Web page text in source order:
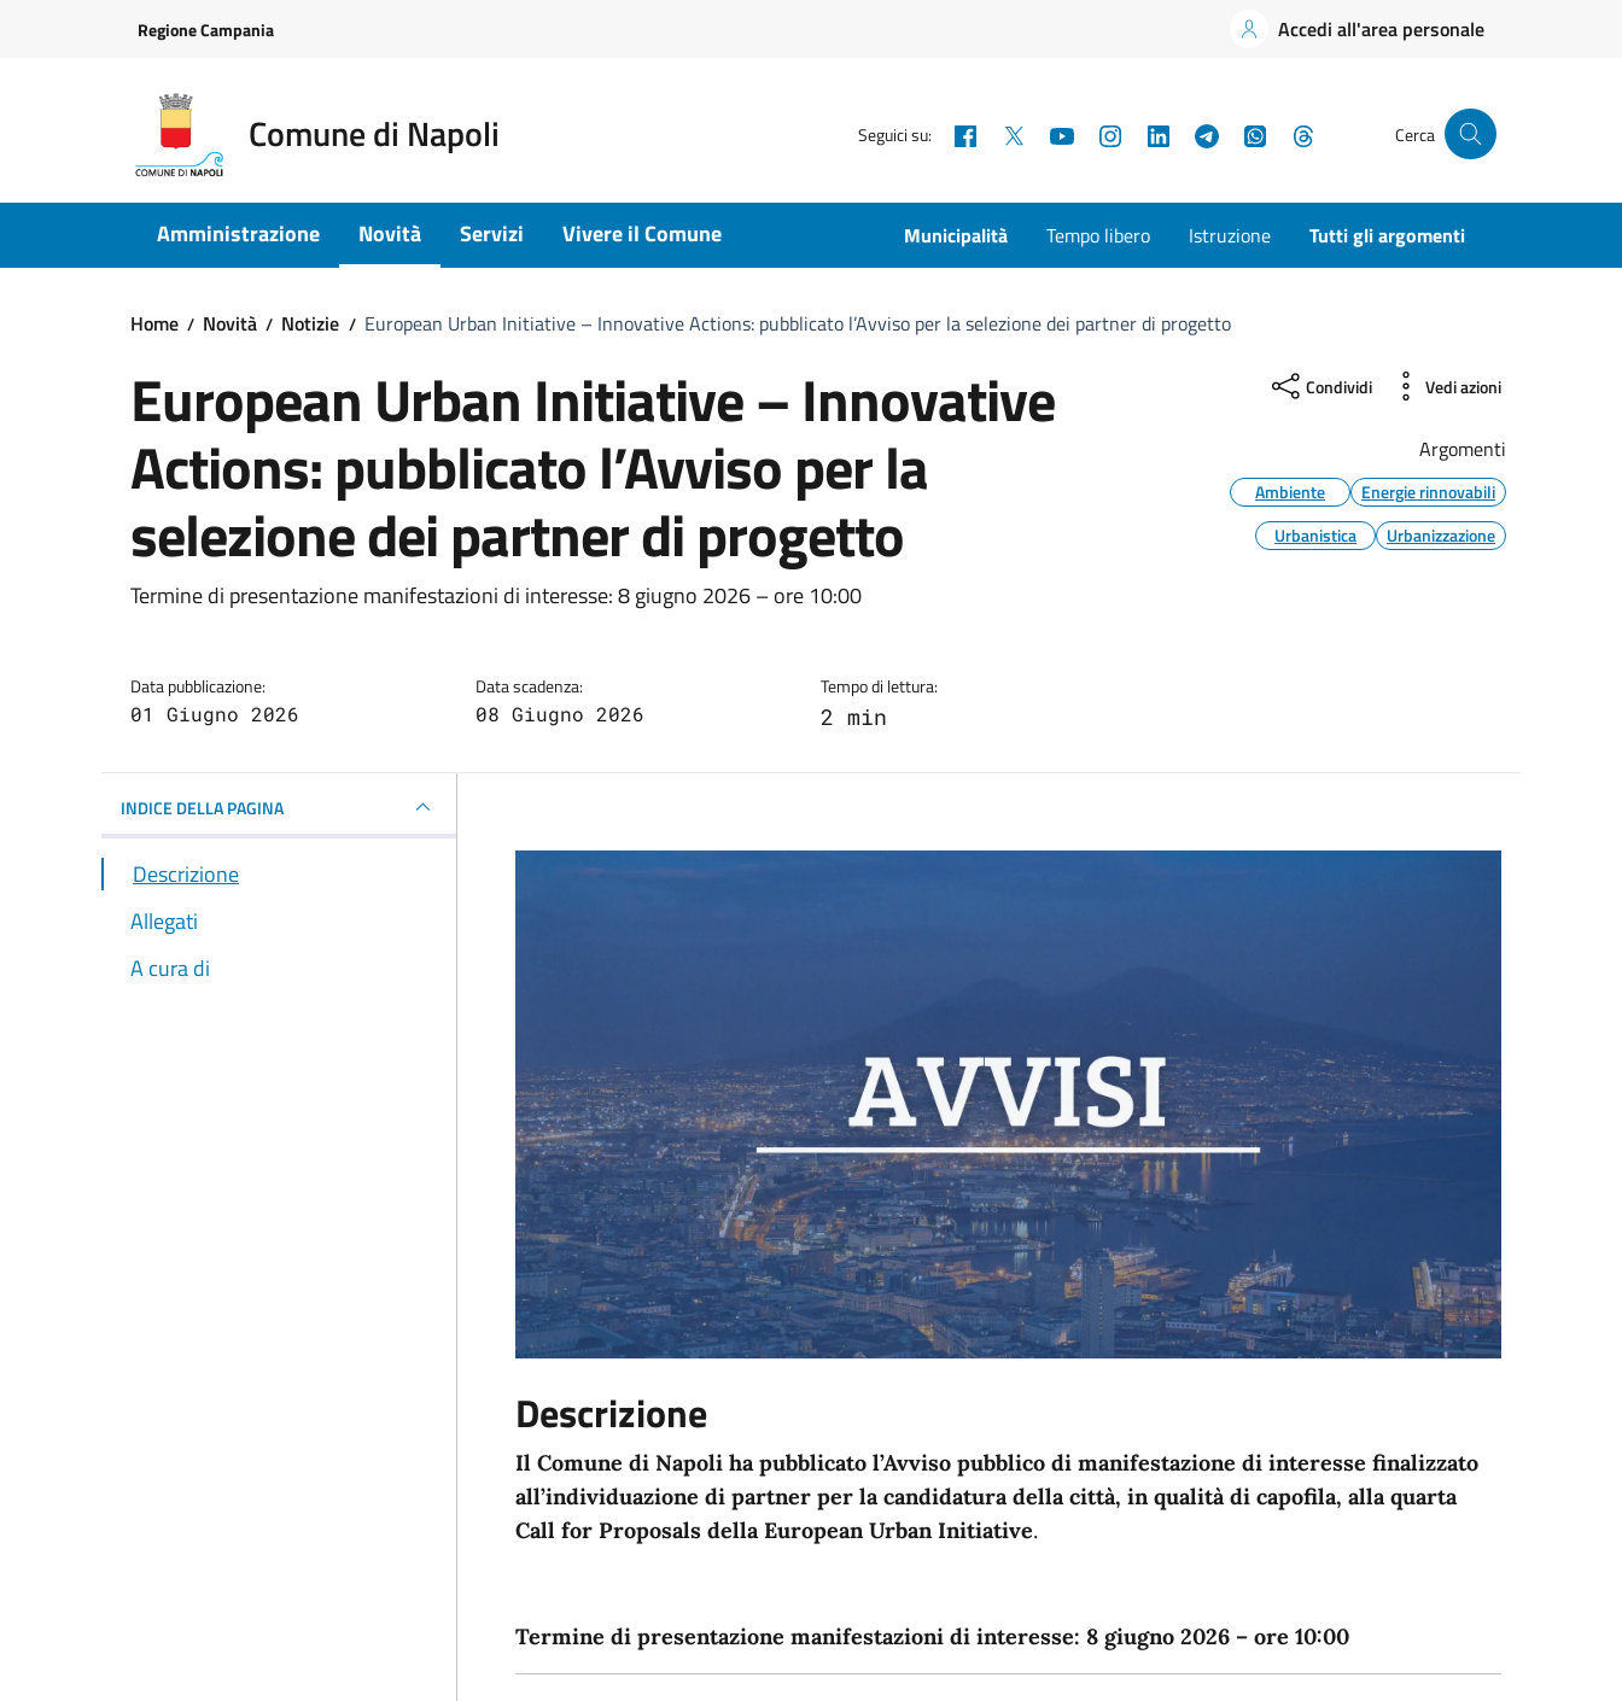
Regione Campania Accedi all'area personale
Comune di Napoli Seguici su: Facebook YouTubeInstagramLinkedInTelegramWhatsApp Cerca
Amministrazione Novità Servizi Vivere il Comune Municipalità Tempo libero Istruzione Tutti gli argomenti
Home Novità Notizie European Urban Initiative – Innovative Actions: pubblicato l’Avviso per la selezione dei partner di progetto
European Urban Initiative – Innovative
Actions: pubblicato l’Avviso per la
selezione dei partner di progetto
Dettagli della notizia
Termine di presentazione manifestazioni di interesse: 8 giugno 2026 – ore 10:00
Data pubblicazione:
01 Giugno 2026
Data scadenza:
08 Giugno 2026
Tempo di lettura:
2 min
Condividi Vedi azioni
Argomenti
Ambiente
Energie rinnovabili
Urbanistica
Urbanizzazione
INDICE DELLA PAGINA
Descrizione
Allegati
A cura di
Descrizione
Il Comune di Napoli ha pubblicato l’Avviso pubblico di manifestazione di interesse finalizzato
all’individuazione di partner per la candidatura della città, in qualità di capofila, alla quarta
Call for Proposals della European Urban Initiative.
Termine di presentazione manifestazioni di interesse: 8 giugno 2026 – ore 10:00